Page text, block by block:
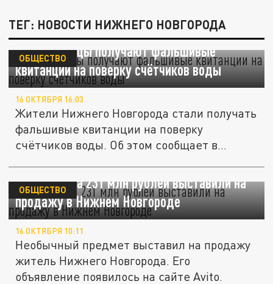
ТЕГ: НОВОСТИ НИЖНЕГО НОВГОРОДА
Нижегородцы получают фальшивые
квитанции на поверку счётчиков воды
ОБЩЕСТВО
16 ОКТЯБРЯ 16:03
Жители Нижнего Новгорода стали получать
фальшивые квитанции на поверку
счётчиков воды. Об этом сообщает в...
Метеорит за 231 млн рублей выставили на
продажу в Нижнем Новгороде
ОБЩЕСТВО
16 ОКТЯБРЯ 10:11
Необычный предмет выставил на продажу
житель Нижнего Новгорода. Его
объявление появилось на сайте Avito.